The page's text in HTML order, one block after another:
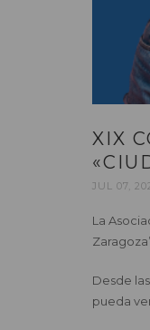
XIX
JUL 07,
La
Desde
pueda